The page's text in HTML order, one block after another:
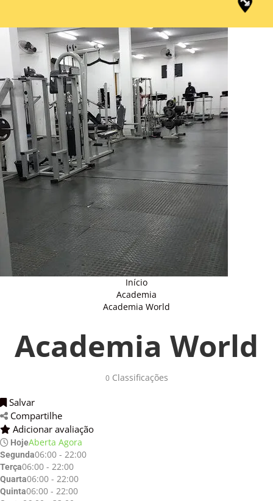
Início
Academia
Academia World
Academia World
0Classificações
Salvar
Compartilhe
Adicionar avaliação
HojeAberta Agora
Segunda06:00 - 22:00
Terça06:00 - 22:00
Quarta06:00 - 22:00
Quinta06:00 - 22:00